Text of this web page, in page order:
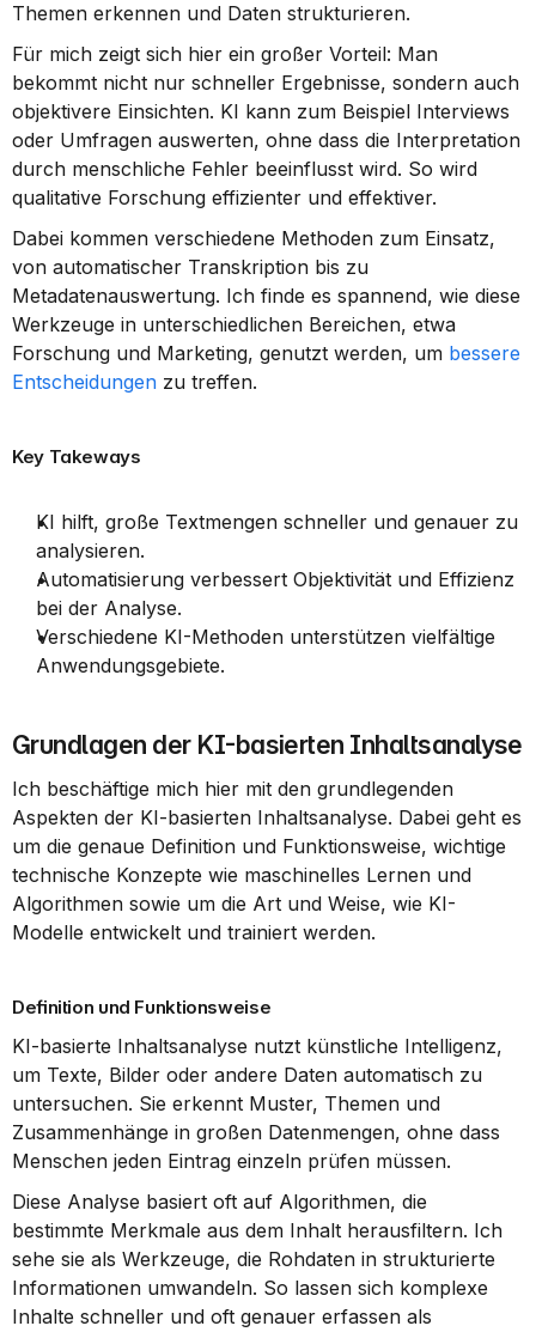
Themen erkennen und Daten strukturieren.
Für mich zeigt sich hier ein großer Vorteil: Man
bekommt nicht nur schneller Ergebnisse, sondern auch
objektivere Einsichten. KI kann zum Beispiel Interviews
oder Umfragen auswerten, ohne dass die Interpretation
durch menschliche Fehler beeinflusst wird. So wird
qualitative Forschung effizienter und effektiver.
Dabei kommen verschiedene Methoden zum Einsatz,
von automatischer Transkription bis zu
Metadatenauswertung. Ich finde es spannend, wie diese
Werkzeuge in unterschiedlichen Bereichen, etwa
Forschung und Marketing, genutzt werden, um bessere
Entscheidungen zu treffen.
Key Takeways
KI hilft, große Textmengen schneller und genauer zu
analysieren.
Automatisierung verbessert Objektivität und Effizienz
bei der Analyse.
Verschiedene KI-Methoden unterstützen vielfältige
Anwendungsgebiete.
Grundlagen der KI-basierten Inhaltsanalyse
Ich beschäftige mich hier mit den grundlegenden
Aspekten der KI-basierten Inhaltsanalyse. Dabei geht es
um die genaue Definition und Funktionsweise, wichtige
technische Konzepte wie maschinelles Lernen und
Algorithmen sowie um die Art und Weise, wie KI-
Modelle entwickelt und trainiert werden.
Definition und Funktionsweise
KI-basierte Inhaltsanalyse nutzt künstliche Intelligenz,
um Texte, Bilder oder andere Daten automatisch zu
untersuchen. Sie erkennt Muster, Themen und
Zusammenhänge in großen Datenmengen, ohne dass
Menschen jeden Eintrag einzeln prüfen müssen.
Diese Analyse basiert oft auf Algorithmen, die
bestimmte Merkmale aus dem Inhalt herausfiltern. Ich
sehe sie als Werkzeuge, die Rohdaten in strukturierte
Informationen umwandeln. So lassen sich komplexe
Inhalte schneller und oft genauer erfassen als